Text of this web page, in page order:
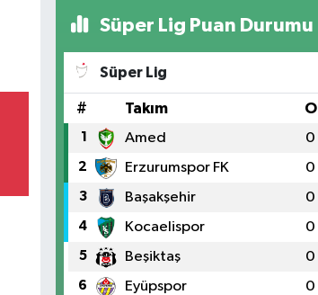
Süper Lig Puan Durumu
Süper Lig
# Takım O
1 Amed 0
2 Erzurumspor FK 0
3 Başakşehir 0
4 Kocaelispor 0
5 Beşiktaş 0
6 Eyüpspor 0